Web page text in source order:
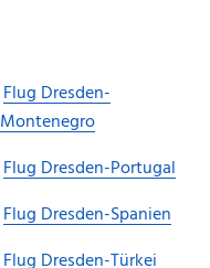
Flug Dresden-
Montenegro
Flug Dresden-Portugal
Flug Dresden-Spanien
Flug Dresden-Türkei